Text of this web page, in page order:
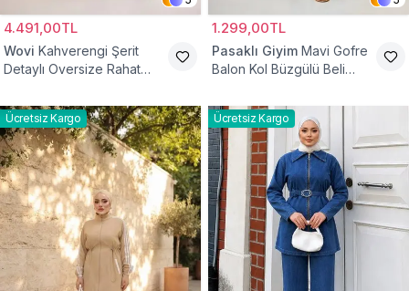
4.491,00TL
Wovi Kahverengi Şerit
Detaylı Oversize Rahat
1.299,00TL
Pasaklı Giyim Mavi Gofre
Balon Kol Büzgülü Beli
Takım
Ücretsiz Kargo Ücretsiz Kargo